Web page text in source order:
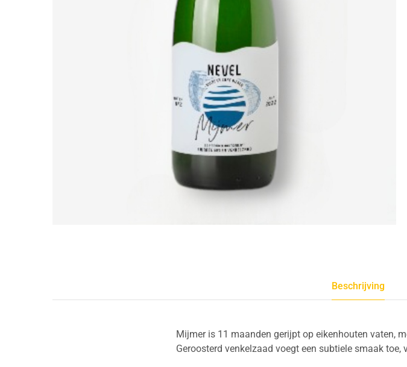
Beschrijving
Mijmer is 11 maanden gerijpt op eikenhouten vaten,
Geroosterd venkelzaad voegt een subtiele smaak toe,